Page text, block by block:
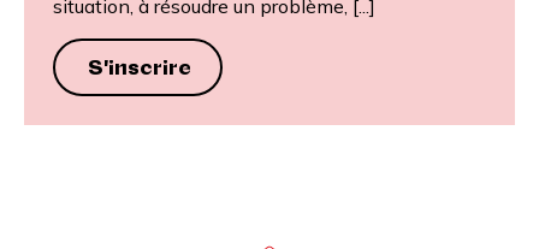
situation, à résoudre un problème, [...]
S'inscrire